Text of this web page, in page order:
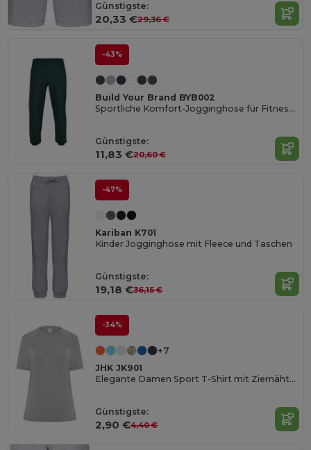
Günstigste:
20,33 €29,36 €
-43%
Build Your Brand BYB002
Sportliche Komfort-Jogginghose für Fitness und Laufen
Günstigste:
11,83 €20,60 €
-47%
Kariban K701
Kinder Jogginghose mit Fleece und Taschen
Günstigste:
19,18 €36,15 €
-34%
+7
JHK JK901
Elegante Damen Sport T-Shirt mit Ziernähten
Günstigste:
2,90 €4,40 €